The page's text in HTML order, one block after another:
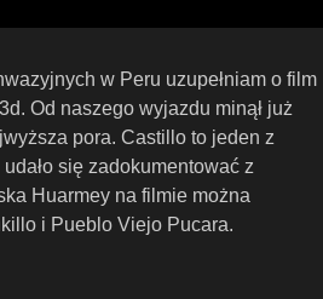
w Peru uzupełniam o film
Od naszego wyjazdu minął już
pora. Castillo to jeden z
się zadokumentować z
Huarmey na filmie można
i Pueblo Viejo Pucara.